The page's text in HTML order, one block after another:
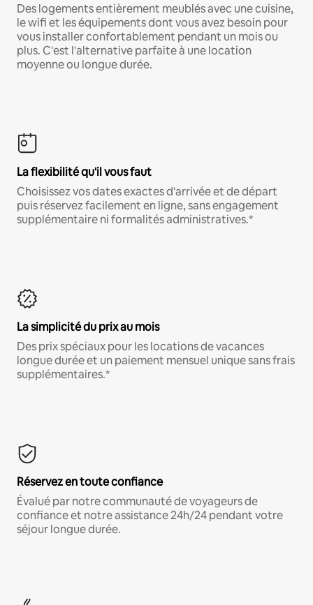
Des logements entièrement meublés avec une cuisine,
le wifi et les équipements dont vous avez besoin pour
vous installer confortablement pendant un mois ou
plus. C'est l'alternative parfaite à une location
moyenne ou longue durée.
La flexibilité qu'il vous faut
Choisissez vos dates exactes d'arrivée et de départ
puis réservez facilement en ligne, sans engagement
supplémentaire ni formalités administratives.*
La simplicité du prix au mois
Des prix spéciaux pour les locations de vacances
longue durée et un paiement mensuel unique sans frais
supplémentaires.*
Réservez en toute confiance
Évalué par notre communauté de voyageurs de
confiance et notre assistance 24h/24 pendant votre
séjour longue durée.